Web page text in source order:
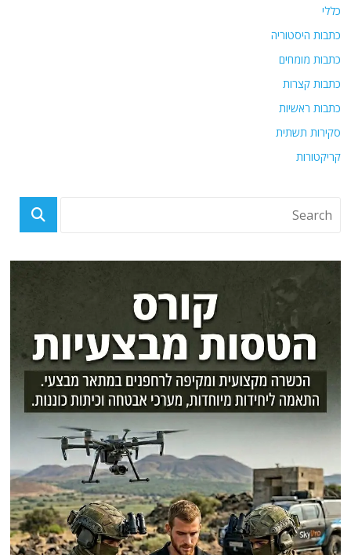
כללי
כתבות היסטוריה
כתבות מומחים
כתבות קצרות
כתבות ראשיות
סקירות תשתית
קריקטורות